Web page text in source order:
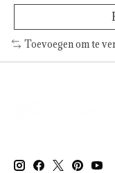
Toevoegen om te